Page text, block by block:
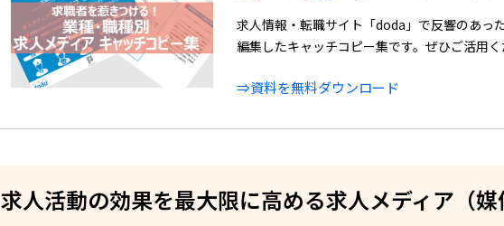
求人情報・転職サイト「doda」で反響のあっ
編集したキャッチコピー集です。ぜひご活用く
⇒資料を無料ダウンロード
求人活動の効果を最大限に高める求人メディア（